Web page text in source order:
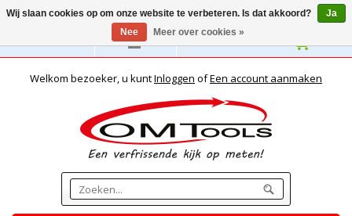
Nederlands
Welkom bezoeker, u kuntInloggen ofEen account aanmaken
Wij slaan cookies op om onze website te verbeteren. Is dat akkoord?
Ja
Nee
Meer over cookies »